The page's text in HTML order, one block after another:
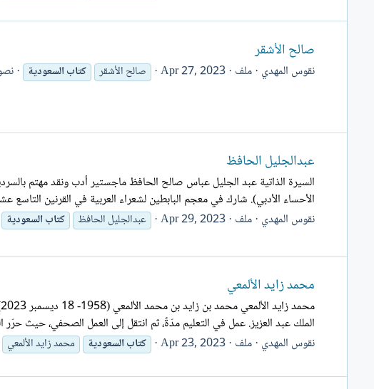
صالح الأشقر
نقوس المهدي ملف Apr 27, 2023 صالح الأشقر كتابالسعودية
عبدالجليل الحافظ
السيرة الذاتية عبد الجليل عباس صالح الحافظ ماجستير أدب ونقد مهتم
الأحساء الأدبي). شارك في معجم البابطين لشعراء العربية في القرنين
نقوس المهدي ملف Apr 29, 2023 عبدالجليل الحافظ كتابالسعودية
محمد زايد الألمعي
الملك عبد العزيز. عمل في التعليم مدّةً، ثم انتقل إلى العمل الصحفي، حيث
نقوس المهدي ملف Apr 23, 2023 كتابالسعودية محمد زايد الألمعي